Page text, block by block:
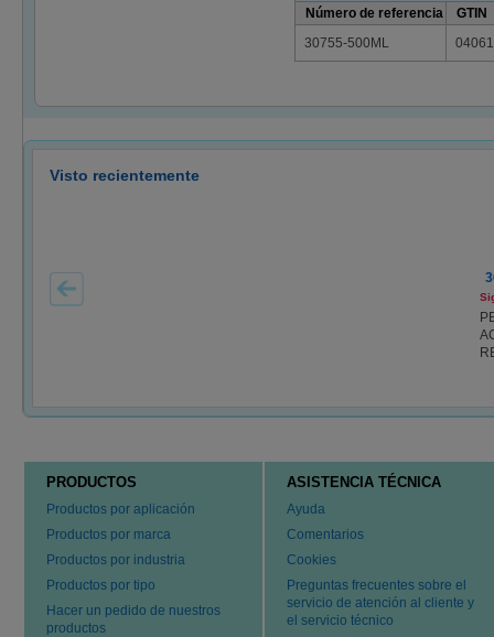
Número de referencia
GTIN
30755-500ML
Visto recientemente
PRODUCTOS
Productos por aplicación
Productos por marca
Productos por industria
Productos por tipo
Hacer un pedido de nuestros
productos
ASISTENCIA TÉCNICA
Ayuda
Comentarios
Cookies
Preguntas frecuentes sobre el
servicio de atención al cliente y
el servicio técnico